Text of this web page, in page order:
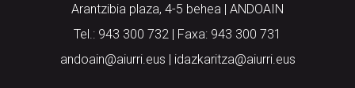
Arantzibia plaza, 4-5 behea | ANDOAIN
Tel.: 943 300 732 | Faxa: 943 300 731
andoain@aiurri.eus | idazkaritza@aiurri.eus